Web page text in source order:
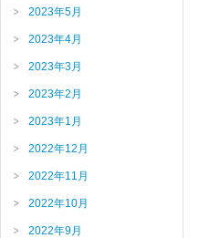
2023年5月
2023年4月
2023年3月
2023年2月
2023年1月
2022年12月
2022年11月
2022年10月
2022年9月